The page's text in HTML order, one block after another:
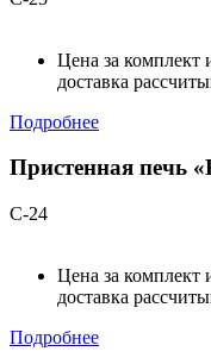
Цена за комплект
доставка
Подробнее
Пристенная печь
С-24
Цена за комплект
доставка
Подробнее